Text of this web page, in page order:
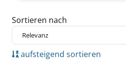
Zu den Suchfiltern springen
Sortieren nach
aufsteigend sortieren